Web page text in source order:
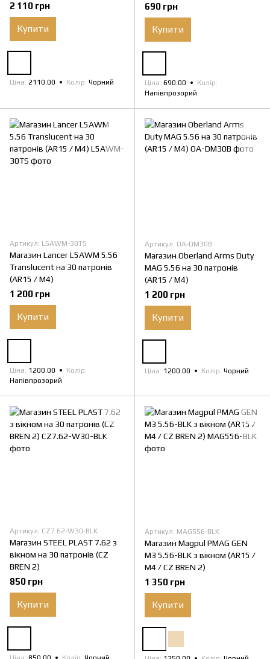
2 110 грн
Купити
Ціна 2110.00 Колір Чорний
690 грн
Купити
Ціна 690.00
Колір
Напівпрозорий
Артикул: L5AWM-30TS
Магазин Lancer L5AWM 5.56
Translucent на 30 патронів
(AR15 / M4)
1 200 грн
Купити
Ціна 1200.00
Колір
Напівпрозорий
Артикул: OA-DM30B
Магазин Oberland Arms Duty
MAG 5.56 на 30 патронів
(AR15 / M4)
1 200 грн
Купити
Ціна 1200.00 Колір Чорний
Артикул: CZ7.62-W30-BLK
Магазин STEEL PLAST 7.62 з
вікном на 30 патронів (CZ
BREN 2)
850 грн
Купити
Артикул: MAG556-BLK
Магазин Magpul PMAG GEN
M3 5.56-BLK з вікном (AR15 /
M4 / CZ BREN 2)
1 350 грн
Купити